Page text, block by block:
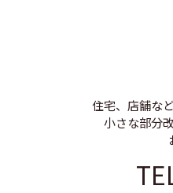
住宅、店舗な
小さな部分